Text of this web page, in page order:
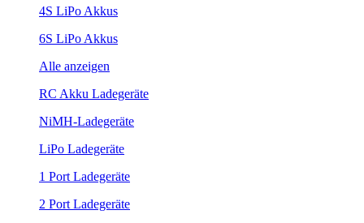
4S LiPo Akkus
6S LiPo Akkus
Alle anzeigen
RC Akku Ladegeräte
NiMH-Ladegeräte
LiPo Ladegeräte
1 Port Ladegeräte
2 Port Ladegeräte